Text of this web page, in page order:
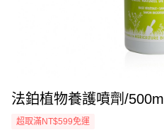
法鉑植物養護噴劑/500ml
超取滿NT$599免運